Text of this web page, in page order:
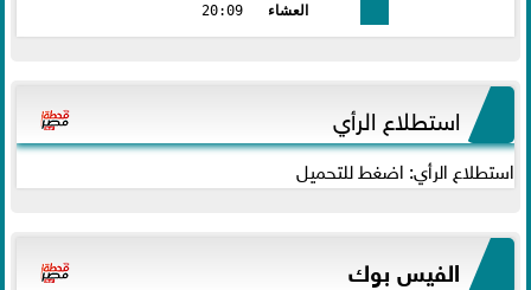
العشاء
20:09
استطلاع الرأي
استطلاع الرأي: اضغط للتحميل
الفيس بوك